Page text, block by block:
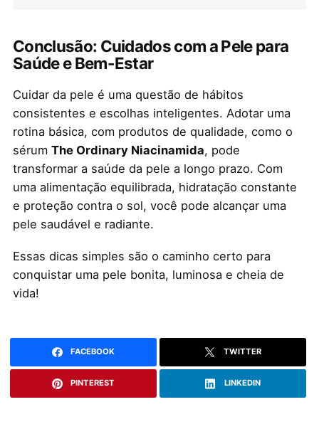
Conclusão: Cuidados com a Pele para
Saúde e Bem-Estar
Cuidar da pele é uma questão de hábitos
consistentes e escolhas inteligentes. Adotar uma
rotina básica, com produtos de qualidade, como o
sérum The Ordinary Niacinamida, pode
transformar a saúde da pele a longo prazo. Com
uma alimentação equilibrada, hidratação constante
e proteção contra o sol, você pode alcançar uma
pele saudável e radiante.
Essas dicas simples são o caminho certo para
conquistar uma pele bonita, luminosa e cheia de
vida!
FACEBOOK TWITTER
PINTEREST LINKEDIN